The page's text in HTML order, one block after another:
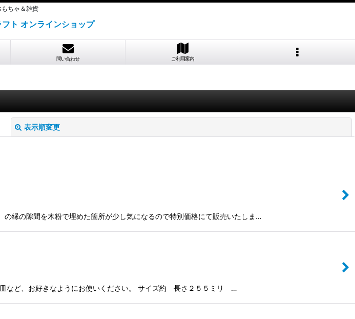
もちゃ＆雑貨
ト オンラインショップ
問い合わせ ご利用案内
表示順変更
り込む縁の隙間を木粉で埋めた箇所が少し気になるので特別価格にて販売いたしま…
など、お好きなようにお使いください。 サイズ約 長さ２５５ミリ …